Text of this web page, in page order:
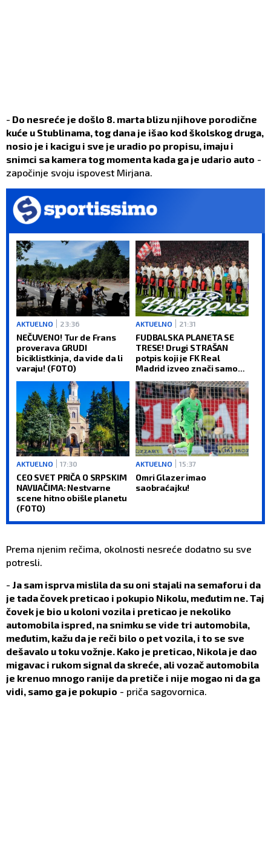
- Do nesreće je došlo 8. marta blizu njihove porodične
kuće u Stublinama, tog dana je išao kod školskog druga,
nosio je i kacigu i sve je uradio po propisu, imaju i
snimci sa kamera tog momenta kada ga je udario auto -
započinje svoju ispovest Mirjana.
AKTUELNO 23:36
NEČUVENO! Tur de Frans
proverava GRUDI
biciklistkinja, da vide da li
varaju! (FOTO)
AKTUELNO 21:31
FUDBALSKA PLANETA SE
TRESE! Drugi STRAŠAN
potpis koji je FK Real
Madrid izveo znači samo
šampiona je obaveza!
AKTUELNO 17:30
CEO SVET PRIČA O SRPSKIM
NAVIJAČIMA: Nestvarne
scene hitno obišle planetu
(FOTO)
AKTUELNO 15:37
Omri Glazer imao
saobraćajku!
Prema njenim rečima, okolnosti nesreće dodatno su sve
potresli.
- Ja sam isprva mislila da su oni stajali na semaforu i da
je tada čovek preticao i pokupio Nikolu, međutim ne. Taj
čovek je bio u koloni vozila i preticao je nekoliko
automobila ispred, na snimku se vide tri automobila,
međutim, kažu da je reči bilo o pet vozila, i to se sve
dešavalo u toku vožnje. Kako je preticao, Nikola je dao
migavac i rukom signal da skreće, ali vozač automobila
je krenuo mnogo ranije da pretiče i nije mogao ni da ga
vidi, samo ga je pokupio - priča sagovornica.